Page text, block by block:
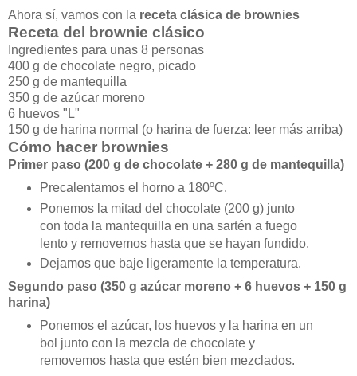
Ahora sí, vamos con la receta clásica de brownies
Receta del brownie clásico
Ingredientes para unas 8 personas
400 g de chocolate negro, picado
250 g de mantequilla
350 g de azúcar moreno
6 huevos "L"
150 g de harina normal (o harina de fuerza: leer más arriba)
Cómo hacer brownies
Primer paso (200 g de chocolate + 280 g de mantequilla)
Precalentamos el horno a 180ºC.
Ponemos la mitad del chocolate (200 g) junto
con toda la mantequilla en una sartén a fuego
lento y removemos hasta que se hayan fundido.
Dejamos que baje ligeramente la temperatura.
Segundo paso (350 g azúcar moreno + 6 huevos + 150 g
harina)
Ponemos el azúcar, los huevos y la harina en un
bol junto con la mezcla de chocolate y
removemos hasta que estén bien mezclados.